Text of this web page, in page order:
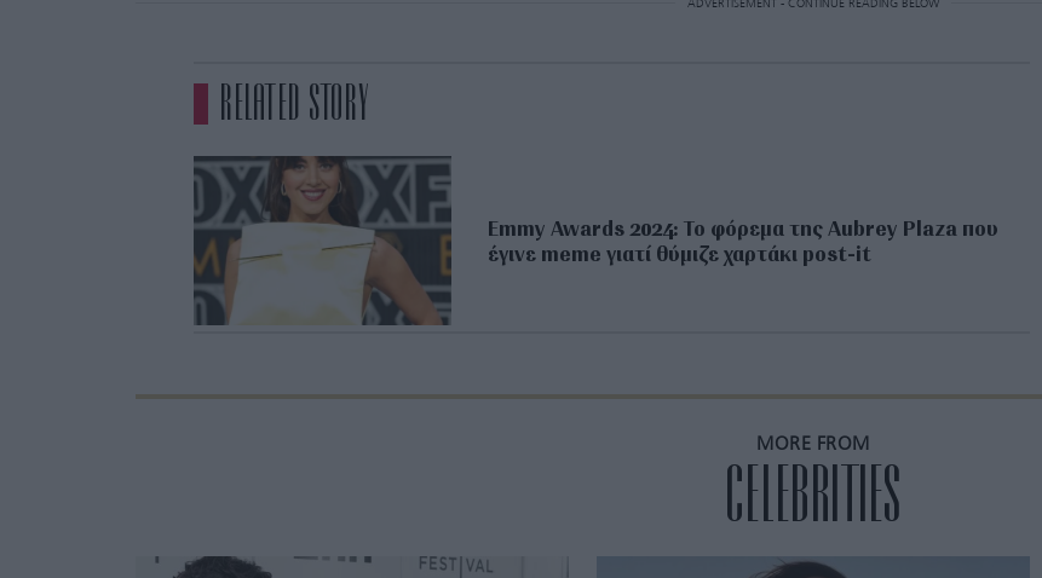
ADVERTISEMENT - CONTINUE READING BELOW
RELATED STORY
Emmy Awards 2024: To φόρεμα της Aubrey Plaza που
έγινε meme γιατί θύμιζε χαρτάκι post-it
MORE FROM
CELEBRITIES